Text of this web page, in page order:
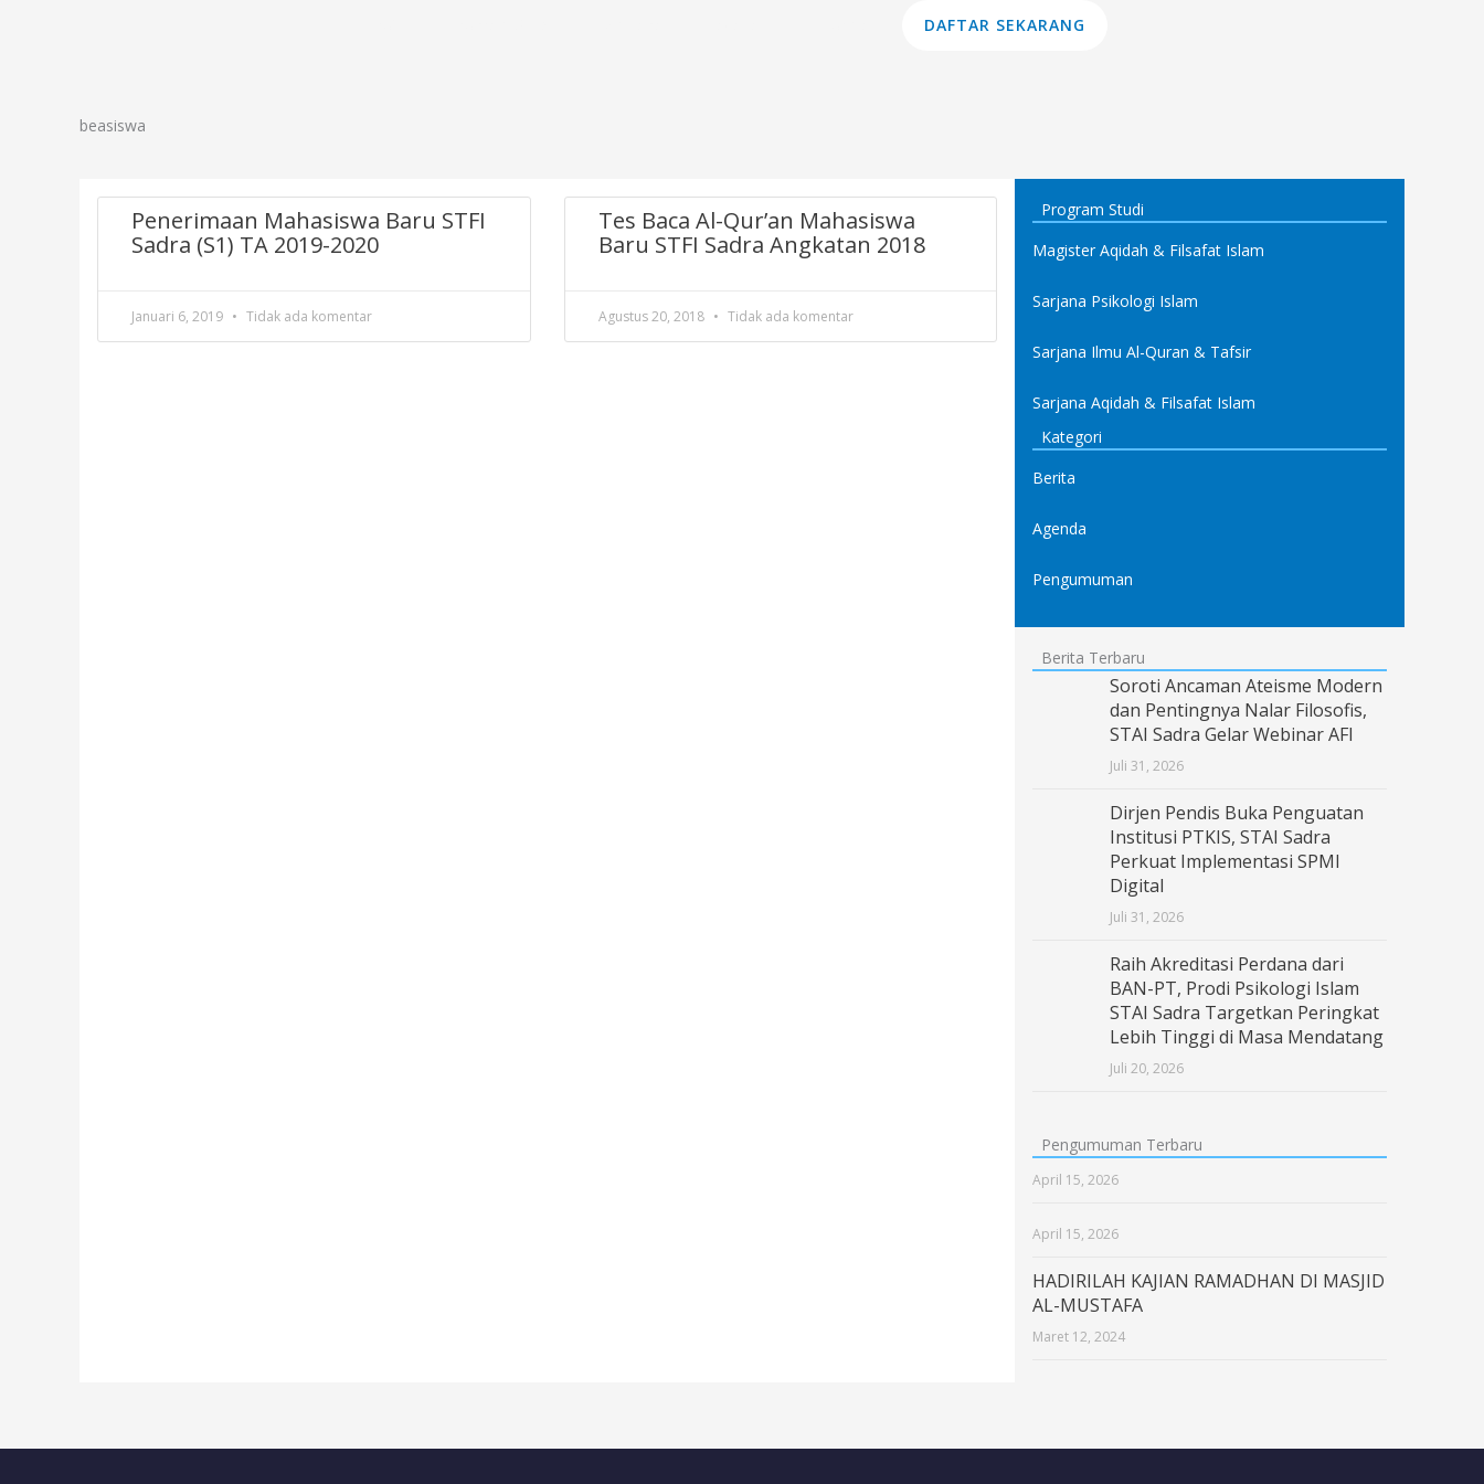
DAFTAR SEKARANG
beasiswa
Penerimaan Mahasiswa Baru STFI
Sadra (S1) TA 2019-2020
Januari 6, 2019 Tidak ada komentar
Tes Baca Al-Qur’an Mahasiswa
Baru STFI Sadra Angkatan 2018
Agustus 20, 2018 Tidak ada komentar
Program Studi
Magister Aqidah & Filsafat Islam
Sarjana Psikologi Islam
Sarjana Ilmu Al-Quran & Tafsir
Sarjana Aqidah & Filsafat Islam
Kategori
Berita
Agenda
Pengumuman
Berita Terbaru
Soroti Ancaman Ateisme Modern
dan Pentingnya Nalar Filosofis,
STAI Sadra Gelar Webinar AFI
Juli 31, 2026
Dirjen Pendis Buka Penguatan
Institusi PTKIS, STAI Sadra
Perkuat Implementasi SPMI
Digital
Juli 31, 2026
Raih Akreditasi Perdana dari
BAN-PT, Prodi Psikologi Islam
STAI Sadra Targetkan Peringkat
Lebih Tinggi di Masa Mendatang
Juli 20, 2026
Pengumuman Terbaru
April 15, 2026
April 15, 2026
HADIRILAH KAJIAN RAMADHAN DI MASJID
AL-MUSTAFA
Maret 12, 2024